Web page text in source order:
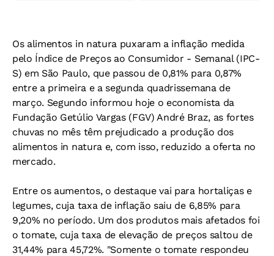
Os alimentos in natura puxaram a inflação medida
pelo Índice de Preços ao Consumidor - Semanal (IPC-
S) em São Paulo, que passou de 0,81% para 0,87%
entre a primeira e a segunda quadrissemana de
março. Segundo informou hoje o economista da
Fundação Getúlio Vargas (FGV) André Braz, as fortes
chuvas no mês têm prejudicado a produção dos
alimentos in natura e, com isso, reduzido a oferta no
mercado.
Entre os aumentos, o destaque vai para hortaliças e
legumes, cuja taxa de inflação saiu de 6,85% para
9,20% no período. Um dos produtos mais afetados foi
o tomate, cuja taxa de elevação de preços saltou de
31,44% para 45,72%. "Somente o tomate respondeu